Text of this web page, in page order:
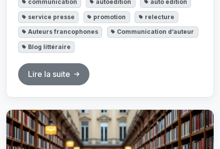
communication autoedition auto edition
service presse promotion relecture
Auteurs francophones Communication d’auteur
Blog littéraire
Lire la suite